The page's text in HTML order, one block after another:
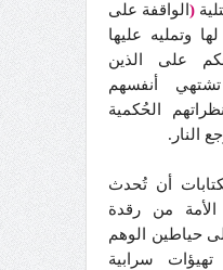
(الواقفة على
وتمليه عليها
على الذين
تشتهي أنفسهم
الحُكمية
النار.
أن تُحدث
من رقدة
حياطين الوهم
سرابية